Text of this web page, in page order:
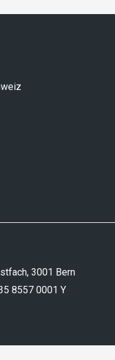
3001 Bern
8557 0001 Y